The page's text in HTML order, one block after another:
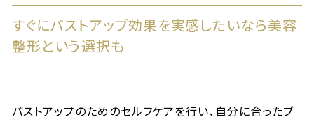
すぐにバストアップ効果を実感したいなら美容
整形という選択も
バストアップのためのセルフケアを行い、自分に合ったブ